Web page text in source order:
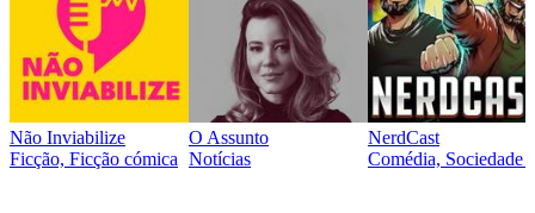
Não Inviabilize
Ficção, Ficção cómica
O Assunto
Notícias
NerdCast
Comédia, Sociedade